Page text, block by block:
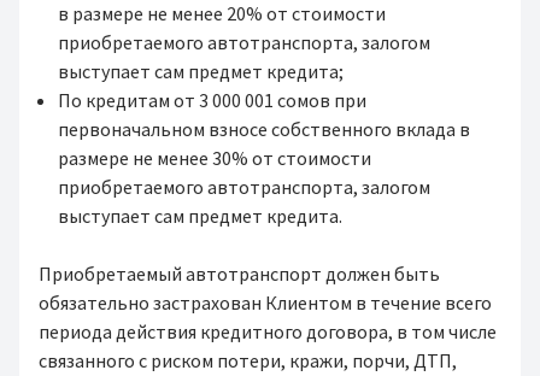
в размере не менее 20% от стоимости
приобретаемого автотранспорта, залогом
выступает сам предмет кредита;
По кредитам от 3 000 001 сомов при
первоначальном взносе собственного вклада в
размере не менее 30% от стоимости
приобретаемого автотранспорта, залогом
выступает сам предмет кредита.
Приобретаемый автотранспорт должен быть
обязательно застрахован Клиентом в течение всего
периода действия кредитного договора, в том числе
связанного с риском потери, кражи, порчи, ДТП,